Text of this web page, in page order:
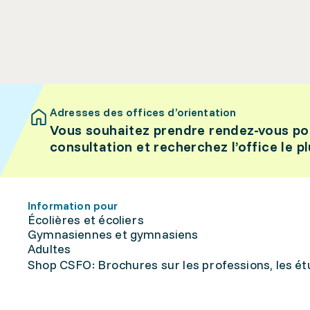
Adresses des offices d’orientation
Vous souhaitez prendre rendez-vous
consultation et recherchez l’office le
Information pour
Écolières et écoliers
Gymnasiennes et gymnasiens
Adultes
Shop CSFO: Brochures sur les professions, les